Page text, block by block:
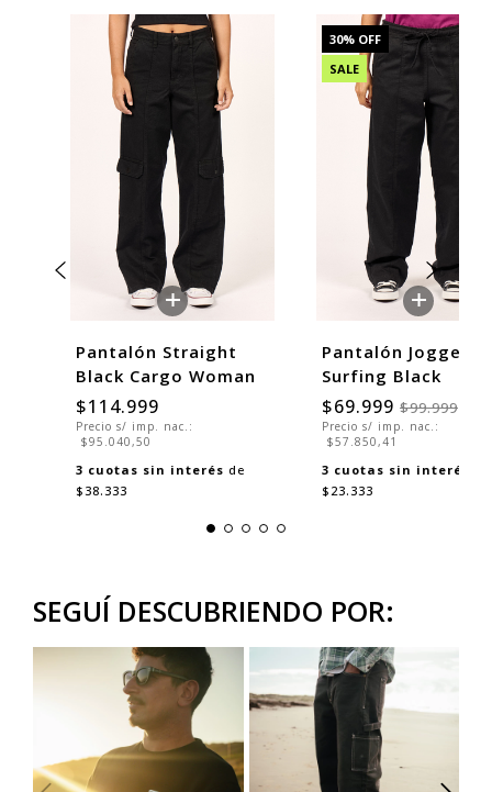
+
Pantalón Straight
Black Cargo Woman
$114.999
Precio s/ imp. nac.:
$95.040,50
3 cuotas sin interés de
$38.333
30% OFF
SALE
+
Pantalón Jogger
Surfing Black
$69.999 $99.999
Precio s/ imp. nac.:
$57.850,41
3 cuotas sin interés
$23.333
SEGUÍ DESCUBRIENDO POR: